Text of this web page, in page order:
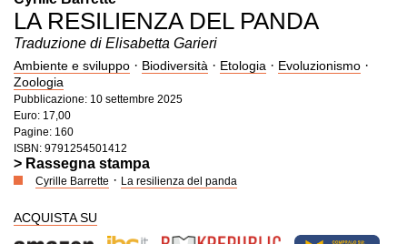
LA RESILIENZA DEL PANDA
Traduzione di Elisabetta Garieri
Ambiente e sviluppo · Biodiversità · Etologia · Evoluzionismo ·
Zoologia
Pubblicazione: 10 settembre 2025
Euro: 17,00
Pagine: 160
ISBN: 9791254501412
> Rassegna stampa
Cyrille Barrette · La resilienza del panda
ACQUISTA SU